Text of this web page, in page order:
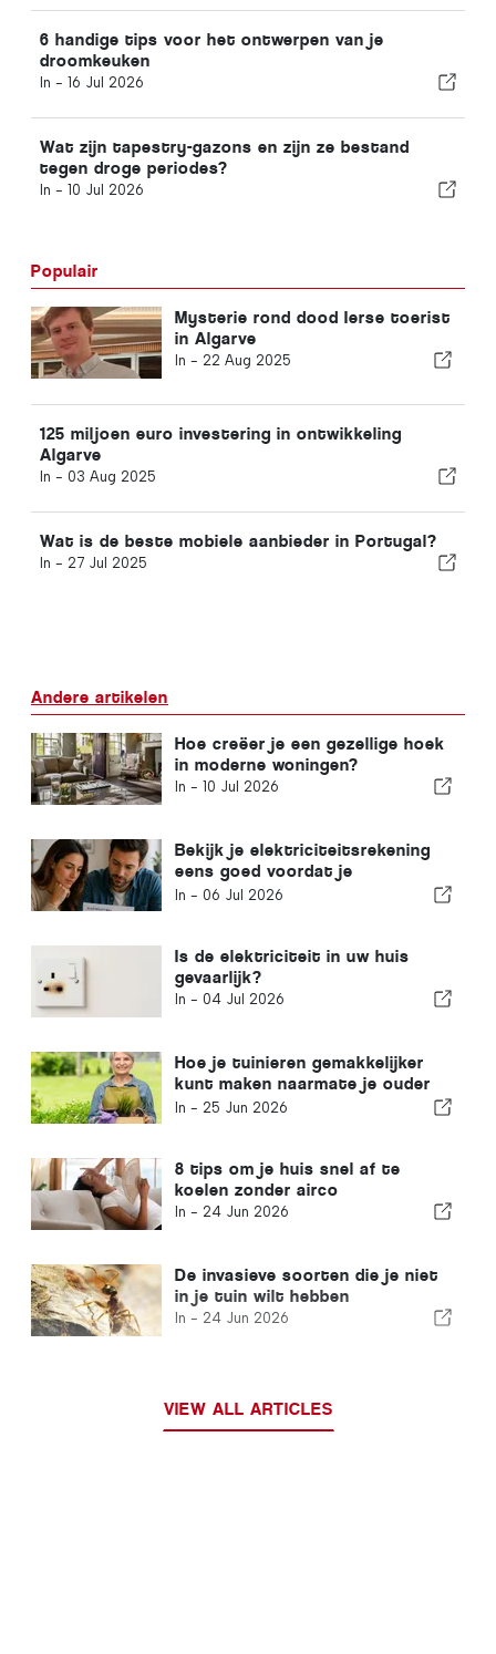
6 handige tips voor het ontwerpen van je
droomkeuken
In - 16 Jul 2026
Wat zijn tapestry-gazons en zijn ze bestand
tegen droge periodes?
In - 10 Jul 2026
Populair
Mysterie rond dood Ierse toerist
in Algarve
In - 22 Aug 2025
125 miljoen euro investering in ontwikkeling
Algarve
In - 03 Aug 2025
Wat is de beste mobiele aanbieder in Portugal?
In - 27 Jul 2025
Andere artikelen
Hoe creëer je een gezellige hoek
in moderne woningen?
In - 10 Jul 2026
Bekijk je elektriciteitsrekening
eens goed voordat je
zonnepanelen laat installeren
In - 06 Jul 2026
Is de elektriciteit in uw huis
gevaarlijk?
In - 04 Jul 2026
Hoe je tuinieren gemakkelijker
kunt maken naarmate je ouder
wordt
In - 25 Jun 2026
8 tips om je huis snel af te
koelen zonder airco
In - 24 Jun 2026
De invasieve soorten die je niet
in je tuin wilt hebben
In - 24 Jun 2026
VIEW ALL ARTICLES